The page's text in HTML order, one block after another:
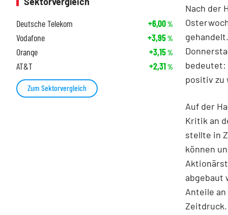
Nach der
bedeutet:
positiv zu
Auf der
Kritik an
stellte in
können
abgebaut
Anteile
Deutsche Telekom
+6,00%
Vodafone +3,95%
Orange +3,15%
AT&T +2,31%
Zum Sektorvergleich